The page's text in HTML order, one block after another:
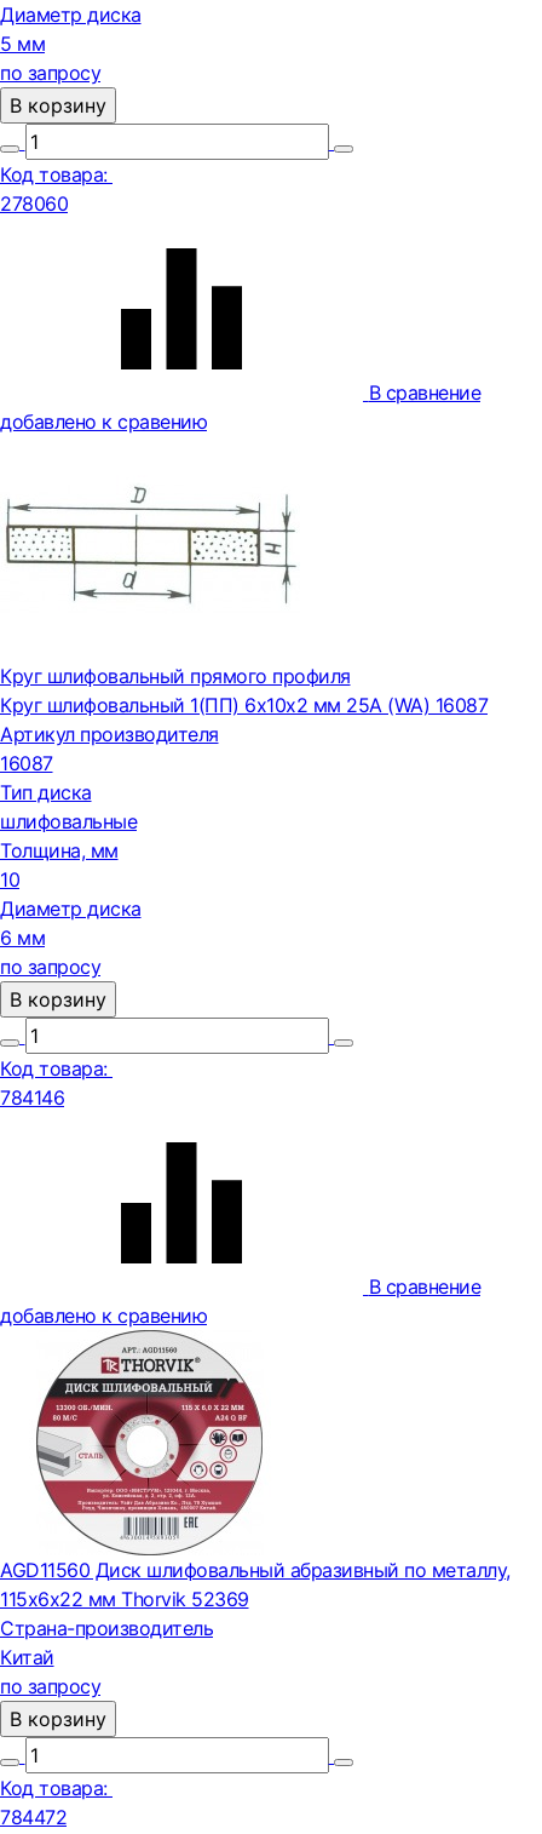
Диаметр диска
5 мм
по запросу
В корзину
Код товара:
278060
В сравнение
добавлено к сравению
Круг шлифовальный прямого профиля
Круг шлифовальный 1(ПП) 6x10x2 мм 25А (WA) 16087
Артикул производителя
16087
Тип диска
шлифовальные
Толщина, мм
10
Диаметр диска
6 мм
по запросу
В корзину
Код товара:
784146
В сравнение
добавлено к сравению
AGD11560 Диск шлифовальный абразивный по металлу,
115х6х22 мм Thorvik 52369
Страна-производитель
Китай
по запросу
В корзину
Код товара:
784472